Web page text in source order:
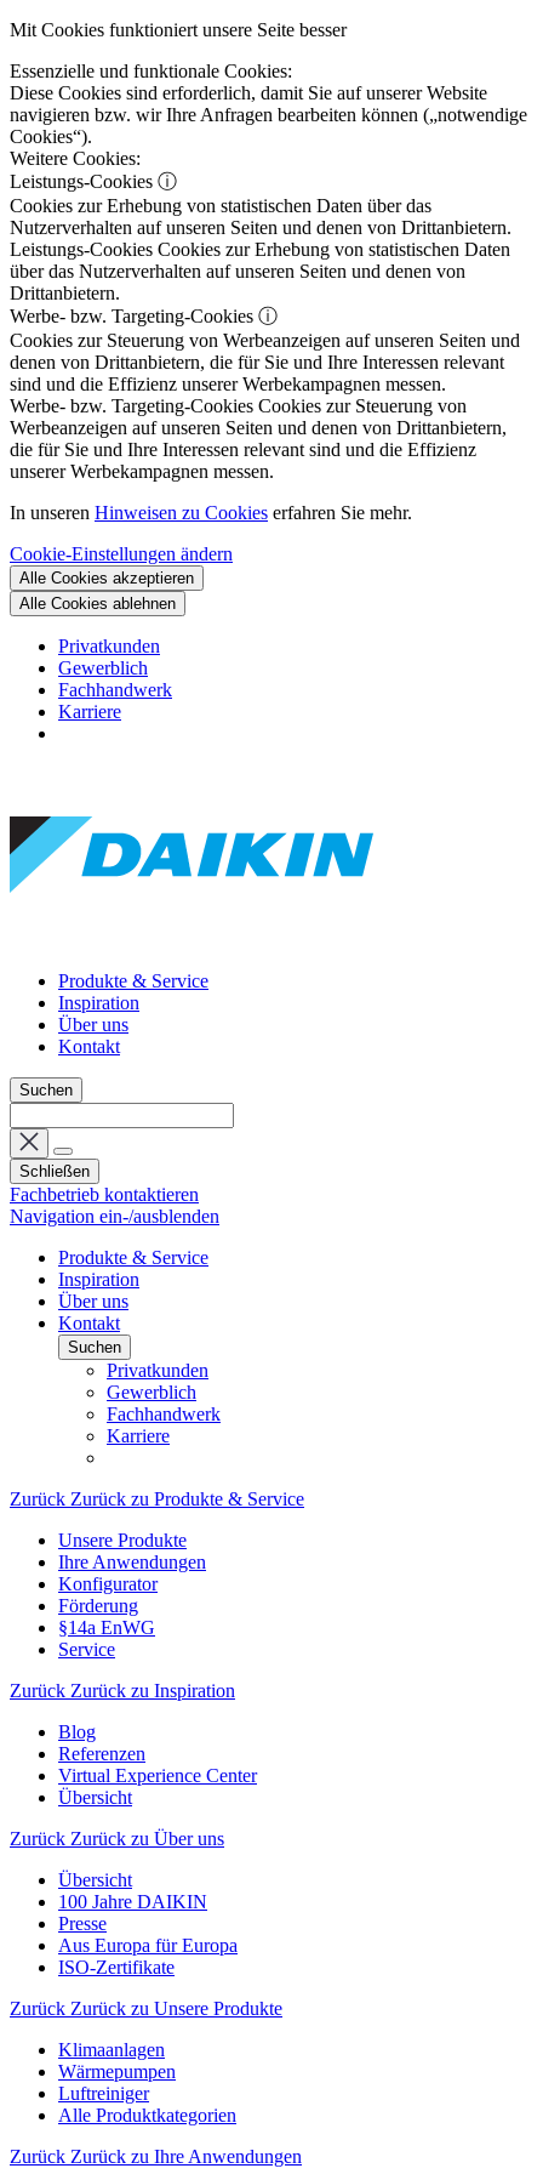
Mit Cookies funktioniert unsere Seite besser
Essenzielle und funktionale Cookies:
Diese Cookies sind erforderlich, damit Sie auf unserer Website
navigieren bzw. wir Ihre Anfragen bearbeiten können („notwendige
Cookies“).
Weitere Cookies:
Leistungs-Cookies ⓘ
Cookies zur Erhebung von statistischen Daten über das
Nutzerverhalten auf unseren Seiten und denen von Drittanbietern.
Leistungs-Cookies Cookies zur Erhebung von statistischen Daten
über das Nutzerverhalten auf unseren Seiten und denen von
Drittanbietern.
Werbe- bzw. Targeting-Cookies ⓘ
Cookies zur Steuerung von Werbeanzeigen auf unseren Seiten und
denen von Drittanbietern, die für Sie und Ihre Interessen relevant
sind und die Effizienz unserer Werbekampagnen messen.
Werbe- bzw. Targeting-Cookies Cookies zur Steuerung von
Werbeanzeigen auf unseren Seiten und denen von Drittanbietern,
die für Sie und Ihre Interessen relevant sind und die Effizienz
unserer Werbekampagnen messen.
In unseren Hinweisen zu Cookies erfahren Sie mehr.
Cookie-Einstellungen ändern
Alle Cookies akzeptieren
Alle Cookies ablehnen
Privatkunden
Gewerblich
Fachhandwerk
Karriere
Produkte & Service
Inspiration
Über uns
Kontakt
Suchen
Schließen
Fachbetrieb kontaktieren
Navigation ein-/ausblenden
Produkte & Service
Inspiration
Über uns
Kontakt
Suchen
Privatkunden
Gewerblich
Fachhandwerk
Karriere
Zurück Zurück zu Produkte & Service
Unsere Produkte
Ihre Anwendungen
Konfigurator
Förderung
§14a EnWG
Service
Zurück Zurück zu Inspiration
Blog
Referenzen
Virtual Experience Center
Übersicht
Zurück Zurück zu Über uns
Übersicht
100 Jahre DAIKIN
Presse
Aus Europa für Europa
ISO-Zertifikate
Zurück Zurück zu Unsere Produkte
Klimaanlagen
Wärmepumpen
Luftreiniger
Alle Produktkategorien
Zurück Zurück zu Ihre Anwendungen